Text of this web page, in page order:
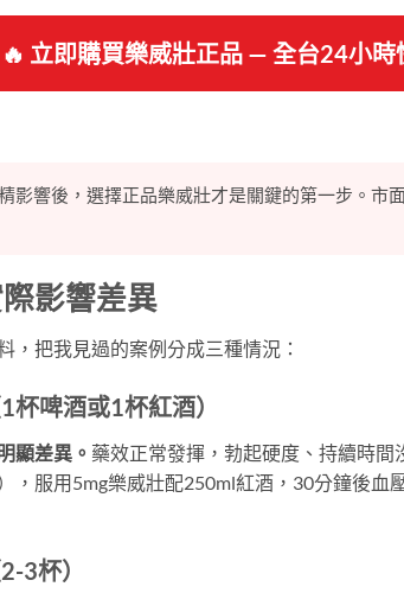
🔥 立即購買樂威壯正品 — 全台24小時
影響後，選擇正品樂威壯才是關鍵的第一步。市
影響差異
，把我見過的案例分成三種情況：
啤酒或1杯紅酒）
顯差異。 藥效正常發揮，勃起硬度、持續時
，服用5mg樂威壯配250ml紅酒，30分鐘後血
3杯）